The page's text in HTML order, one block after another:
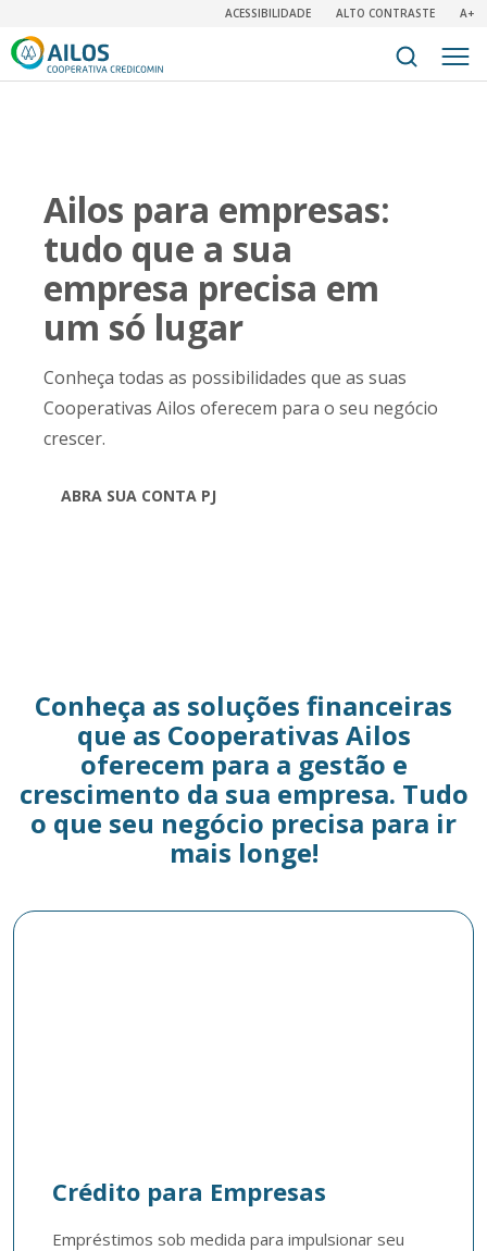
ACESSIBILIDADE ALTO CONTRASTE A+
Ailos para empresas:
tudo que a sua
empresa precisa em
um só lugar
Conheça todas as possibilidades que as suas
Cooperativas Ailos oferecem para o seu negócio
crescer.
ABRA SUA CONTA PJ
Conheça as soluções financeiras
que as Cooperativas Ailos
oferecem para a gestão e
crescimento da sua empresa. Tudo
o que seu negócio precisa para ir
mais longe!
Crédito para Empresas
Empréstimos sob medida para impulsionar seu